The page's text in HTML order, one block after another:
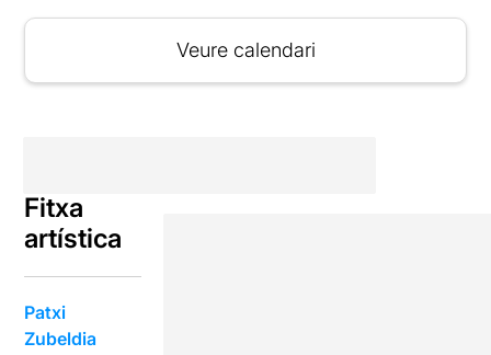
Veure calendari
Fitxa
artística
Patxi
Zubeldia